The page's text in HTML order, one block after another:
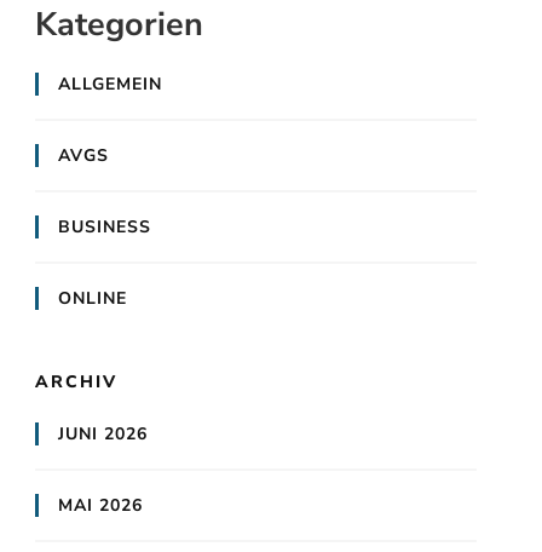
Kategorien
ALLGEMEIN
AVGS
BUSINESS
ONLINE
ARCHIV
JUNI 2026
MAI 2026